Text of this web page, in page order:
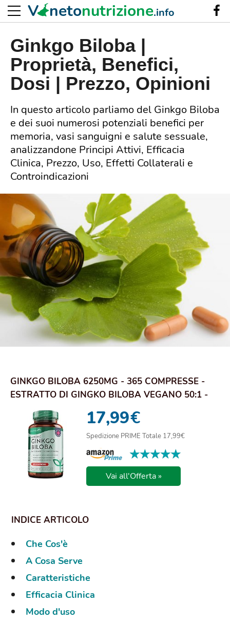
Ginkgo Biloba |
Proprietà, Benefici,
Dosi | Prezzo, Opinioni
In questo articolo parliamo del Ginkgo Biloba
e dei suoi numerosi potenziali benefici per
memoria, vasi sanguigni e salute sessuale,
analizzandone Principi Attivi, Efficacia
Clinica, Prezzo, Uso, Effetti Collaterali e
Controindicazioni
GINKGO BILOBA 6250MG - 365 COMPRESSE -
ESTRATTO DI GINGKO BILOBA VEGANO 50:1 -
CAPSULE ...
17,99€
Spedizione PRIME Totale 17,99€
★★★★★
★★★★★
Vai all'Offerta »
Che Cos'è
A Cosa Serve
Caratteristiche
Efficacia Clinica
Modo d'uso
V netonutrizione.info